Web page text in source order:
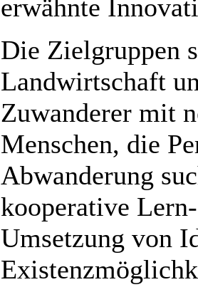
erwähnte
Die Zielgruppen
Landwirtschaft
Zuwanderer mit
Menschen, die
Abwanderung
kooperative
Umsetzung von